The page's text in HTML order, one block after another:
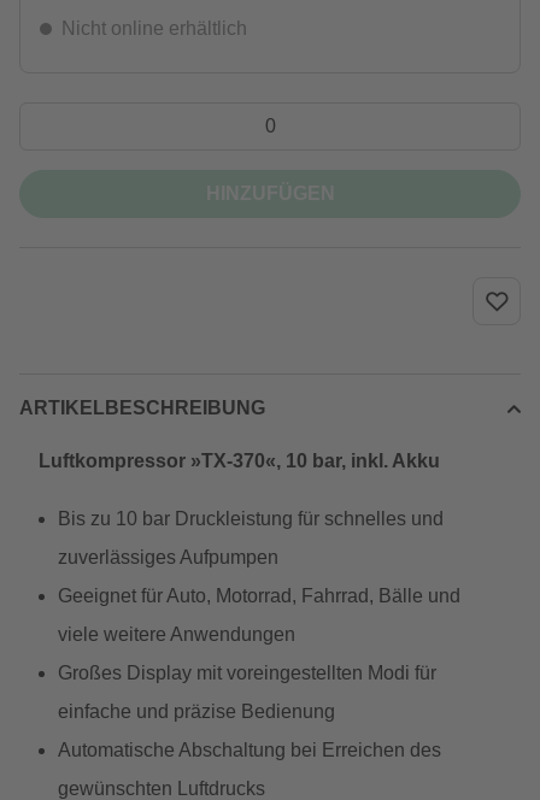
Nicht online erhältlich
ARTIKELBESCHREIBUNG
Luftkompressor »TX-370«, 10 bar, inkl. Akku
Bis zu 10 bar Druckleistung für schnelles und
zuverlässiges Aufpumpen
Geeignet für Auto, Motorrad, Fahrrad, Bälle und
viele weitere Anwendungen
Großes Display mit voreingestellten Modi für
einfache und präzise Bedienung
Automatische Abschaltung bei Erreichen des
gewünschten Luftdrucks